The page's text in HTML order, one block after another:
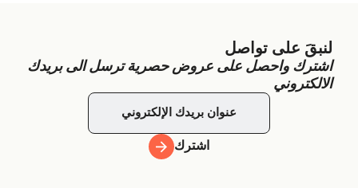
لنبقَ على تواصل
اشترك واحصل على عروض حصرية ترسل الى بريدك
الالكتروني
اشترك